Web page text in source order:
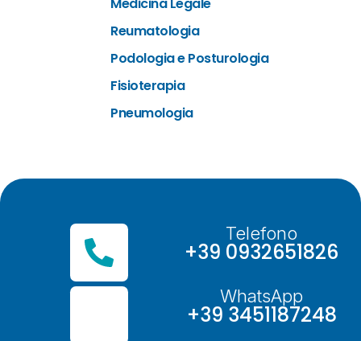
Medicina Legale
Reumatologia
Podologia e Posturologia
Fisioterapia
Pneumologia
Telefono
+39 0932651826
WhatsApp
+39 3451187248